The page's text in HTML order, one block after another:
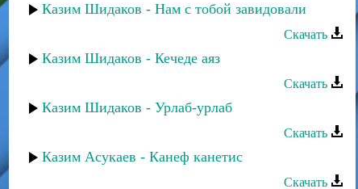
Казим Шидаков - Нам с тобой завидовали
Скачать
Казим Шидаков - Кечеде аяз
Скачать
Казим Шидаков - Урлаб-урлаб
Скачать
Казим Асукаев - Канеф канетис
Скачать